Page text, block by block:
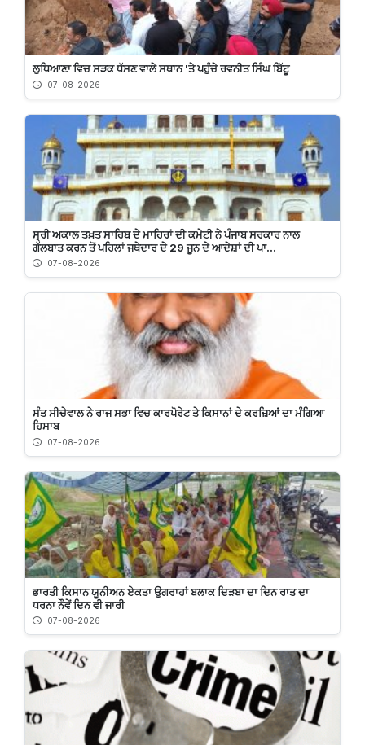
ਲੁਧਿਆਣਾ ਵਿਚ ਸੜਕ ਧੱਸਣ ਵਾਲੇ ਸਥਾਨ 'ਤੇ ਪਹੁੰਚੇ ਰਵਨੀਤ ਸਿੰਘ ਬਿੱਟੂ
07-08-2026
ਸ੍ਰੀ ਅਕਾਲ ਤਖ਼ਤ ਸਾਹਿਬ ਦੇ ਮਾਹਿਰਾਂ ਦੀ ਕਮੇਟੀ ਨੇ ਪੰਜਾਬ ਸਰਕਾਰ ਨਾਲ
ਗੱਲਬਾਤ ਕਰਨ ਤੋਂ ਪਹਿਲਾਂ ਜਥੇਦਾਰ ਦੇ 29 ਜੂਨ ਦੇ ਆਦੇਸ਼ਾਂ ਦੀ ਪਾ...
07-08-2026
ਸੰਤ ਸੀਚੇਵਾਲ ਨੇ ਰਾਜ ਸਭਾ ਵਿਚ ਕਾਰਪੋਰੇਟ ਤੇ ਕਿਸਾਨਾਂ ਦੇ ਕਰਜ਼ਿਆਂ ਦਾ ਮੰਗਿਆ
ਹਿਸਾਬ
07-08-2026
ਭਾਰਤੀ ਕਿਸਾਨ ਯੂਨੀਅਨ ਏਕਤਾ ਉਗਰਾਹਾਂ ਬਲਾਕ ਦਿੜਬਾ ਦਾ ਦਿਨ ਰਾਤ ਦਾ
ਧਰਨਾ ਨੌਵੇਂ ਦਿਨ ਵੀ ਜਾਰੀ
07-08-2026